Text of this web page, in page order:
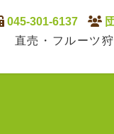
045-301-6137
直売・フルーツ狩